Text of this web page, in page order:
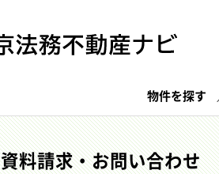
物件を探す
資料請求・お問い合わせ